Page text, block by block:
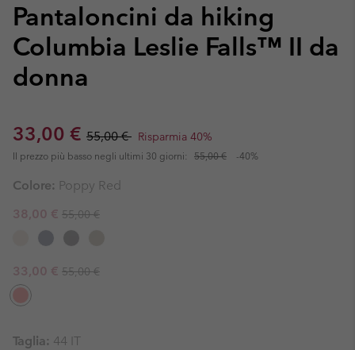
Pantaloncini da hiking
Columbia Leslie Falls™ II da
donna
Sale price:
33,00 € Regular price:
55,00 € Risparmia 40%
Il prezzo più basso negli ultimi 30 giorni: 55,00 € -40%
Colore: Poppy Red
Sale price:
38,00 € Regular price:
55,00 €
Sale price:
33,00 € Regular price:
55,00 €
Taglia: 44 IT